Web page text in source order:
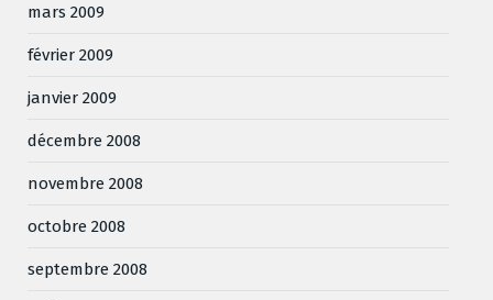
mars 2009
février 2009
janvier 2009
décembre 2008
novembre 2008
octobre 2008
septembre 2008